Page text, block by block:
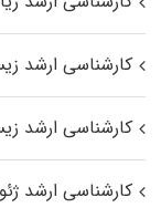
کارشناسی ارشد
کارشناسی ارشد
کارشناسی ارشد